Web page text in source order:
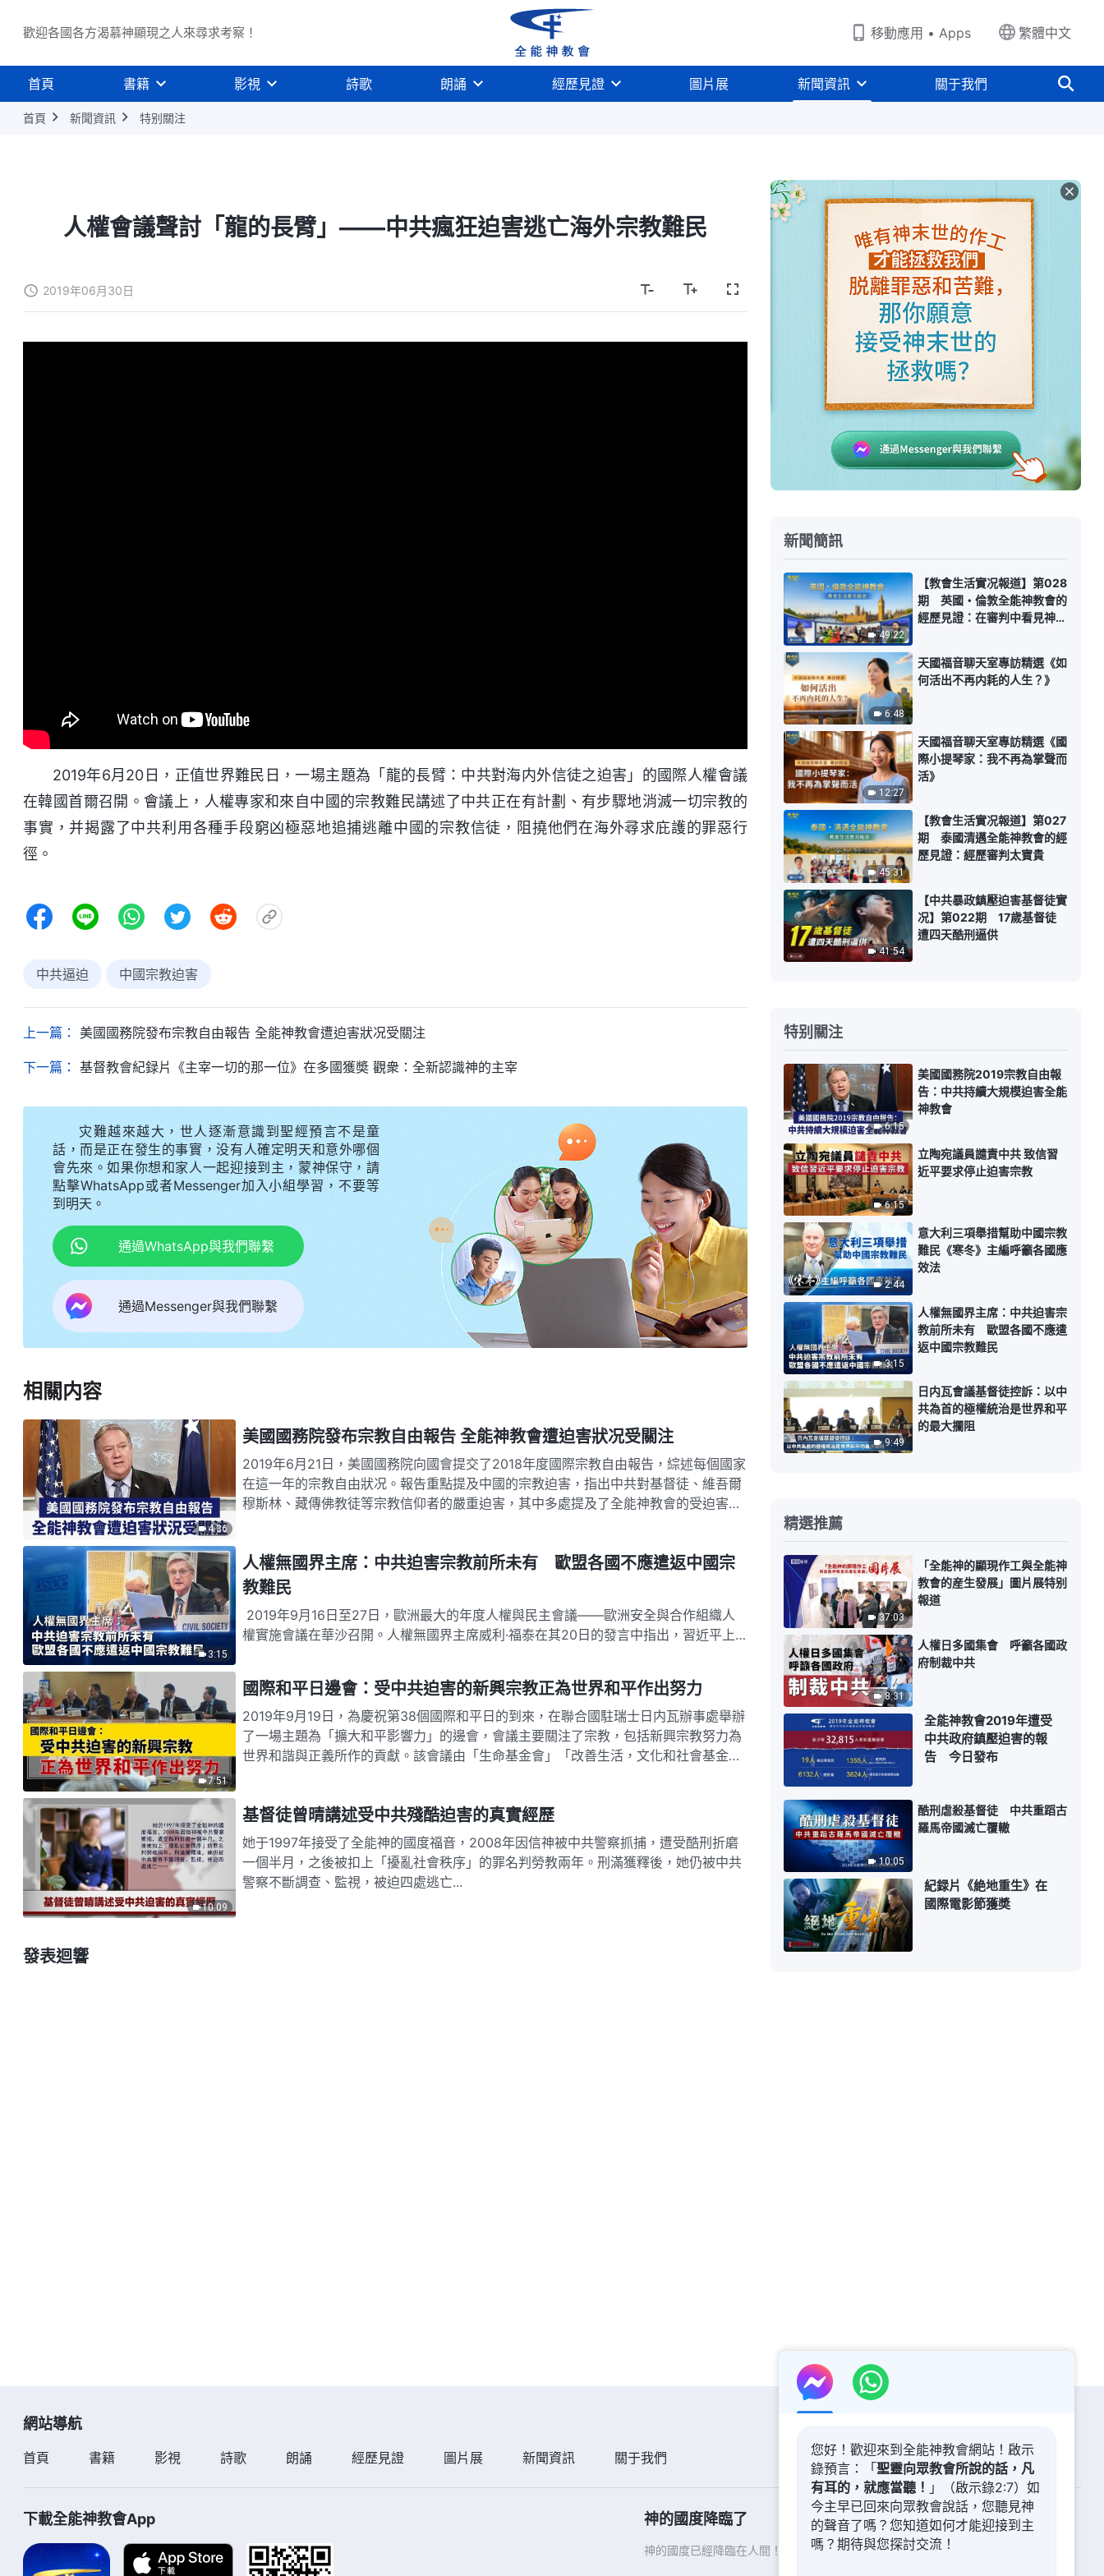
歡迎各國各方渴慕神顯現之人來尋求考察！ 移動應用 • Apps 繁體中文
首頁 書籍 影視 詩歌 朗誦 經歷見證 圖片展 新聞資訊 關于我們
首頁 新聞資訊 特别關注
人權會議聲討「龍的長臂」——中共瘋狂迫害逃亡海外宗教難民
2019年06月30日
2019年6月20日，正值世界難民日，一場主題為「龍的長臂：中共對海内外信徒之迫害」的國際人權會議
在韓國首爾召開。會議上，人權專家和來自中國的宗教難民講述了中共正在有計劃、有步驟地消滅一切宗教的
事實，并揭露了中共利用各種手段窮凶極惡地追捕逃離中國的宗教信徒，阻撓他們在海外尋求庇護的罪惡行
徑。
中共逼迫 中國宗教迫害
上一篇： 美國國務院發布宗教自由報告 全能神教會遭迫害狀况受關注
下一篇： 基督教會紀録片《主宰一切的那一位》在多國獲奬 觀衆：全新認識神的主宰
灾難越來越大，世人逐漸意識到聖經預言不是童
話，而是正在發生的事實，没有人確定明天和意外哪個
會先來。如果你想和家人一起迎接到主，蒙神保守，請
點擊WhatsApp或者Messenger加入小組學習，不要等
到明天。
通過WhatsApp與我們聯繫
通過Messenger與我們聯繫
相關内容
4:36
美國國務院發布宗教自由報告 全能神教會遭迫害狀况受關注
2019年6月21日，美國國務院向國會提交了2018年度國際宗教自由報告，綜述每個國家
在這一年的宗教自由狀况。報告重點提及中國的宗教迫害，指出中共對基督徒、維吾爾
穆斯林、藏傳佛教徒等宗教信仰者的嚴重迫害，其中多處提及了全能神教會的受迫害情
3:15
人權無國界主席：中共迫害宗教前所未有 歐盟各國不應遣返中國宗
教難民
2019年9月16日至27日，歐洲最大的年度人權與民主會議——歐洲安全與合作組織人
權實施會議在華沙召開。人權無國界主席威利·福泰在其20日的發言中指出，習近平上
7:51
國際和平日邊會：受中共迫害的新興宗教正為世界和平作出努力
2019年9月19日，為慶祝第38個國際和平日的到來，在聯合國駐瑞士日内瓦辦事處舉辦
了一場主題為「擴大和平影響力」的邊會，會議主要關注了宗教，包括新興宗教努力為
世界和諧與正義所作的貢獻。該會議由「生命基金會」「改善生活，文化和社會基金
10:09
基督徒曾晴講述受中共殘酷迫害的真實經歷
她于1997年接受了全能神的國度福音，2008年因信神被中共警察抓捕，遭受酷刑折磨
一個半月，之後被扣上「擾亂社會秩序」的罪名判勞教兩年。刑滿獲釋後，她仍被中共
警察不斷調查、監視，被迫四處逃亡...
發表迴響
新聞簡訊
49:22
【教會生活實况報道】第028
期 英國・倫敦全能神教會的
經歷見證：在審判中看見神的
6:48
天國福音聊天室專訪精選《如
何活出不再内耗的人生？》
12:27
天國福音聊天室專訪精選《國
際小提琴家：我不再為掌聲而
活》
45:31
【教會生活實况報道】第027
期 泰國清邁全能神教會的經
歷見證：經歷審判太寶貴
41:54
【中共暴政鎮壓迫害基督徒實
况】第022期 17歲基督徒
遭四天酷刑逼供
特别關注
6:15
美國國務院2019宗教自由報
告：中共持續大規模迫害全能
神教會
6:15
立陶宛議員譴責中共 致信習
近平要求停止迫害宗教
2:44
意大利三項舉措幫助中國宗教
難民《寒冬》主編呼籲各國應
效法
3:15
人權無國界主席：中共迫害宗
教前所未有 歐盟各國不應遣
返中國宗教難民
9:49
日内瓦會議基督徒控訴：以中
共為首的極權統治是世界和平
的最大攔阻
精選推薦
37:03
「全能神的顯現作工與全能神
教會的産生發展」圖片展特别
報道
8:31
人權日多國集會 呼籲各國政
府制裁中共
全能神教會2019年遭受
中共政府鎮壓迫害的報
告 今日發布
10:05
酷刑虐殺基督徒 中共重蹈古
羅馬帝國滅亡覆轍
紀録片《絶地重生》在
國際電影節獲奬
網站導航
首頁 書籍 影視 詩歌 朗誦 經歷見證 圖片展 新聞資訊 關于我們
下載全能神教會App 神的國度降臨了
神的國度已經降臨在人間！你想進入神的國度嗎？ 了解更多
您好！歡迎來到全能神教會網站！啟示
錄預言：「 聖靈向眾教會所說的話，凡
有耳的，就應當聽！ 」（啟示錄2:7）如
今主早已回來向眾教會說話，您聽見神
的聲音了嗎？您知道如何才能迎接到主
嗎？期待與您探討交流！